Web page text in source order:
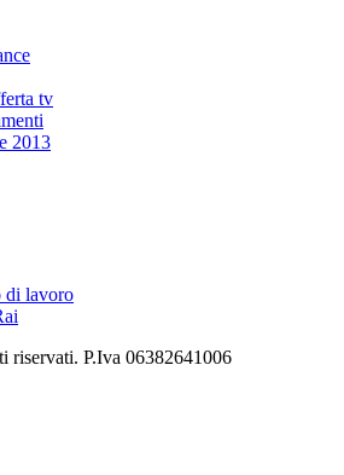
tv
2013
di lavoro
P.Iva 06382641006